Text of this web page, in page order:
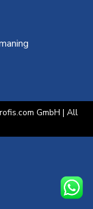
GmbH | All